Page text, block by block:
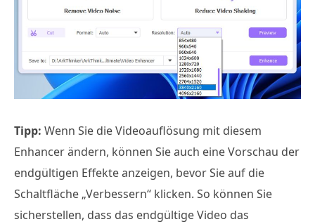
Tipp: Wenn Sie die Videoauflösung mit diesem
Enhancer ändern, können Sie auch eine Vorschau der
endgültigen Effekte anzeigen, bevor Sie auf die
Schaltfläche „Verbessern“ klicken. So können Sie
sicherstellen, dass das endgültige Video das